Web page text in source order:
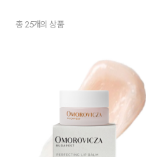
총25개의 상품